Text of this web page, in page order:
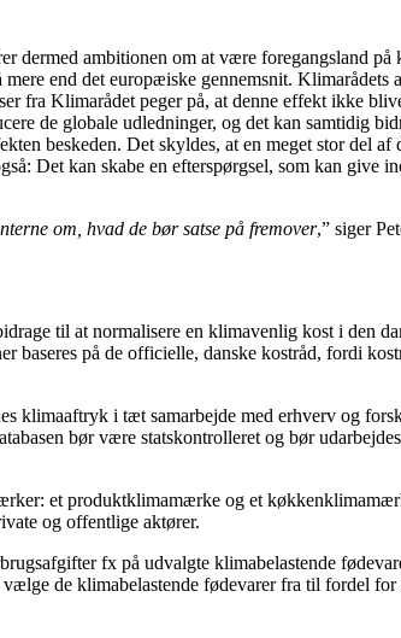
dermed ambitionen om at være foregangsland på
end det europæiske gennemsnit. Klimarådets
fra Klimarådet peger på, at denne effekt ikke
de globale udledninger, og det kan samtidig
beskeden. Det skyldes, at en meget stor del af
Det kan skabe en efterspørgsel, som kan give
om, hvad de bør satse på fremover,” siger
til at normalisere en klimavenlig kost i den
på de officielle, danske kostråd, fordi
klimaaftryk i tæt samarbejde med erhverv og
bør være statskontrolleret og bør
et produktklimamærke og et
og offentlige aktører.
fx på udvalgte klimabelastende
de klimabelastende fødevarer fra til fordel